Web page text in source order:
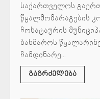
საქართველოს
წყალმომარაგების
ჩოხატაურის
ბახმაროს
ჩამდინარე...
გაგრძელება